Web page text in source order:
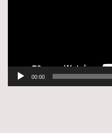
00:00